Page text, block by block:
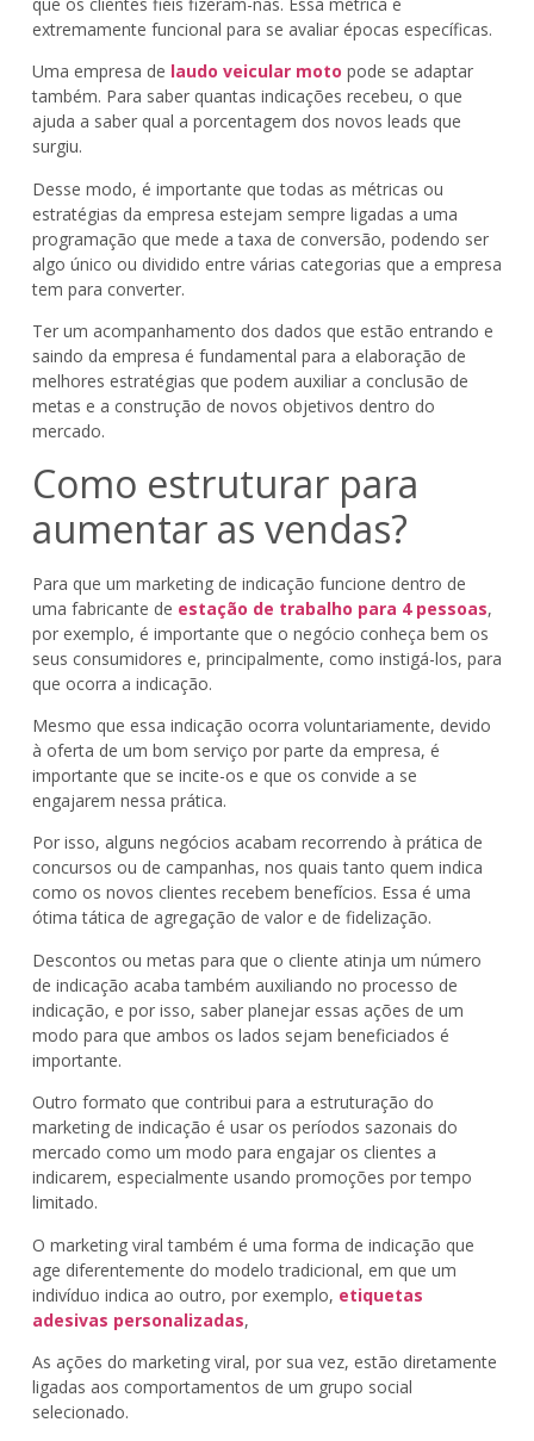
extremamente funcional para se avaliar épocas específicas.
Uma empresa de laudo veicular moto pode se adaptar
também. Para saber quantas indicações recebeu, o que
ajuda a saber qual a porcentagem dos novos leads que
surgiu.
Desse modo, é importante que todas as métricas ou
estratégias da empresa estejam sempre ligadas a uma
programação que mede a taxa de conversão, podendo ser
algo único ou dividido entre várias categorias que a empresa
tem para converter.
Ter um acompanhamento dos dados que estão entrando e
saindo da empresa é fundamental para a elaboração de
melhores estratégias que podem auxiliar a conclusão de
metas e a construção de novos objetivos dentro do
mercado.
Como estruturar para
aumentar as vendas?
Para que um marketing de indicação funcione dentro de
uma fabricante de estação de trabalho para 4 pessoas,
por exemplo, é importante que o negócio conheça bem os
seus consumidores e, principalmente, como instigá-los, para
que ocorra a indicação.
Mesmo que essa indicação ocorra voluntariamente, devido
à oferta de um bom serviço por parte da empresa, é
importante que se incite-os e que os convide a se
engajarem nessa prática.
Por isso, alguns negócios acabam recorrendo à prática de
concursos ou de campanhas, nos quais tanto quem indica
como os novos clientes recebem benefícios. Essa é uma
ótima tática de agregação de valor e de fidelização.
Descontos ou metas para que o cliente atinja um número
de indicação acaba também auxiliando no processo de
indicação, e por isso, saber planejar essas ações de um
modo para que ambos os lados sejam beneficiados é
importante.
Outro formato que contribui para a estruturação do
marketing de indicação é usar os períodos sazonais do
mercado como um modo para engajar os clientes a
indicarem, especialmente usando promoções por tempo
limitado.
O marketing viral também é uma forma de indicação que
age diferentemente do modelo tradicional, em que um
indivíduo indica ao outro, por exemplo, etiquetas
adesivas personalizadas,
As ações do marketing viral, por sua vez, estão diretamente
ligadas aos comportamentos de um grupo social
selecionado.